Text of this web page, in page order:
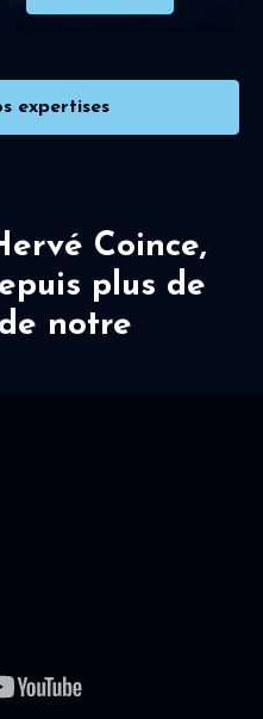
expertises
Coince,
plus de
notre